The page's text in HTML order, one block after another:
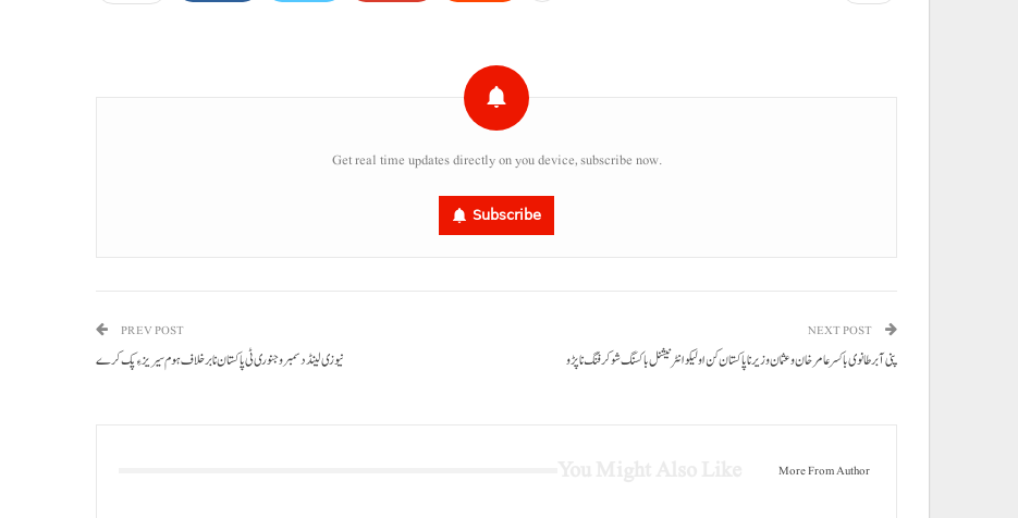
Get real time updates directly on you device, subscribe now.
Subscribe
PREV POST
نیوزی لینڈ دسمبر و جنوری ٹی پاکستان نا برخلاف ہوم سیریز ءِ پک کرے
NEXT POST
پنی آ برطانوی باکسر عامر خان و عثمان وزیر نا پاکستان کن اولیکو انٹرنیشنل باکسنگ شو کرفنگ نا پڑو
More From Author